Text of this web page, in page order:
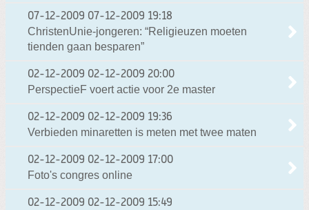
07-12-2009 07-12-2009 19:18
ChristenUnie-jongeren: “Religieuzen moeten
tienden gaan besparen”
02-12-2009 02-12-2009 20:00
PerspectieF voert actie voor 2e master
02-12-2009 02-12-2009 19:36
Verbieden minaretten is meten met twee maten
02-12-2009 02-12-2009 17:00
Foto's congres online
02-12-2009 02-12-2009 15:49